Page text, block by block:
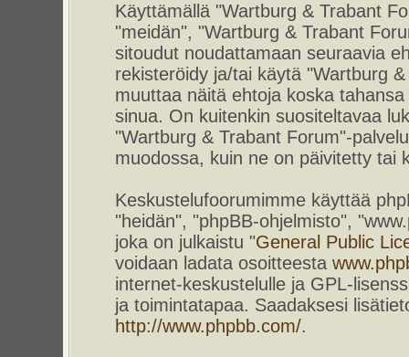
Käyttämällä "Wartburg & Trabant
"meidän", "Wartburg & Trabant
sitoudut noudattamaan seuraavia
rekisteröidy ja/tai käytä "Wartburg
muuttaa näitä ehtoja koska
sinua. On kuitenkin suositeltavaa
"Wartburg & Trabant Forum"-
muodossa, kuin ne on päivitetty tai
Keskustelufoorumimme käyttää
"heidän", "phpBB-ohjelmisto",
joka on julkaistu "General Public
voidaan ladata osoitteesta
internet-keskustelulle ja GPL-
ja toimintatapaa. Saadaksesi
http://www.phpbb.com/.